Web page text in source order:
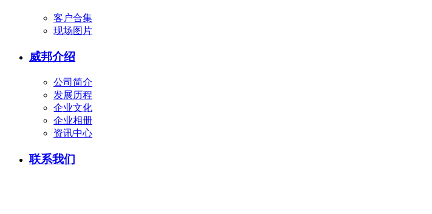
客户合集
现场图片
威邦介绍
公司简介
发展历程
企业文化
企业相册
资讯中心
联系我们